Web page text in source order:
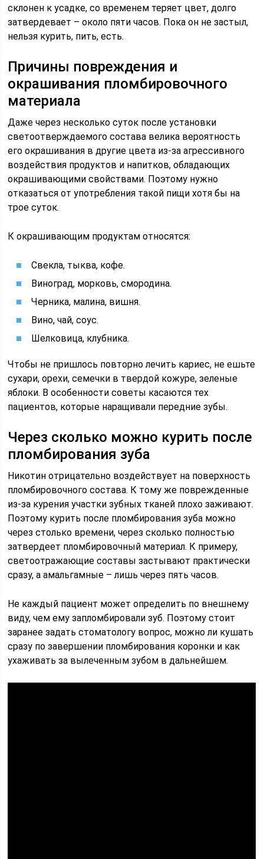
склонен к усадке, со временем теряет цвет, долго
затвердевает – около пяти часов. Пока он не застыл,
нельзя курить, пить, есть.
Причины повреждения и
окрашивания пломбировочного
материала
Даже через несколько суток после установки
светоотверждаемого состава велика вероятность
его окрашивания в другие цвета из-за агрессивного
воздействия продуктов и напитков, обладающих
окрашивающими свойствами. Поэтому нужно
отказаться от употребления такой пищи хотя бы на
трое суток.
К окрашивающим продуктам относятся:
Свекла, тыква, кофе.
Виноград, морковь, смородина.
Черника, малина, вишня.
Вино, чай, соус.
Шелковица, клубника.
Чтобы не пришлось повторно лечить кариес, не ешьте
сухари, орехи, семечки в твердой кожуре, зеленые
яблоки. В особенности советы касаются тех
пациентов, которые наращивали передние зубы.
Через сколько можно курить после
пломбирования зуба
Никотин отрицательно воздействует на поверхность
пломбировочного состава. К тому же поврежденные
из-за курения участки зубных тканей плохо заживают.
Поэтому курить после пломбирования зуба можно
через столько времени, через сколько полностью
затвердеет пломбировочный материал. К примеру,
светоотражающие составы застывают практически
сразу, а амальгамные – лишь через пять часов.
Не каждый пациент может определить по внешнему
виду, чем ему запломбировали зуб. Поэтому стоит
заранее задать стоматологу вопрос, можно ли кушать
сразу по завершении пломбирования коронки и как
ухаживать за вылеченным зубом в дальнейшем.